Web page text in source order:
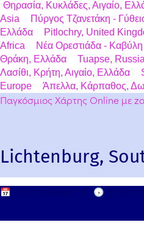
Θηρασία, Κυκλάδες, Αιγαίο,
Asia
Πύργος Τζανετάκη -
Ελλάδα
Pitlochry, United
Africa
Νέα Ορεστιάδα - Καβύλη
Θράκη, Ελλάδα
Tuapse,
Λασίθι, Κρήτη, Αιγαίο, Ελλάδα
Europe
Άπελλα, Κάρπαθος,
Παγκόσμιος Χάρτης Online με
Lichtenburg,
📅 🕟